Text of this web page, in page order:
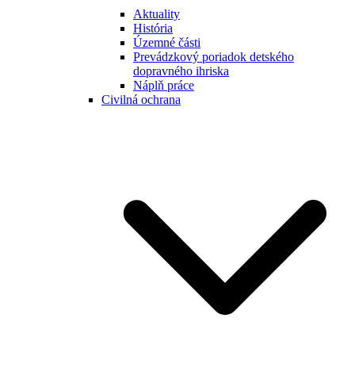
Aktuality
História
Územné části
Prevádzkový poriadok detského
dopravného ihriska
Náplň práce
Civilná ochrana